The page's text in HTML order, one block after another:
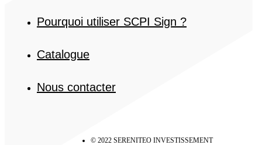
Pourquoi utiliser SCPI Sign ?
Catalogue
Nous contacter
© 2022 SERENITEO INVESTISSEMENT